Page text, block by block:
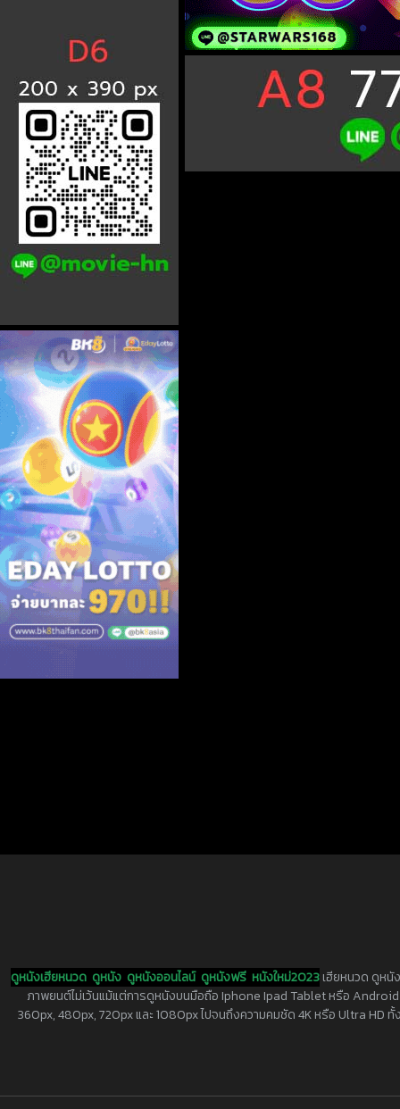
ดูหนังเฮียหนวด ดูหนัง ดูหนังออนไลน์ ดูหนังฟรี หนังใหม่2023เฮียหนวด ดูหนั
ภาพยนต์ไม่เว้นแม้แต่การดูหนังบนมือถือ Iphone Ipad Tablet หรือ
360px, 480px, 720px และ 1080px ไปจนถึงความคมชัด 4K หรือ Ultra HD